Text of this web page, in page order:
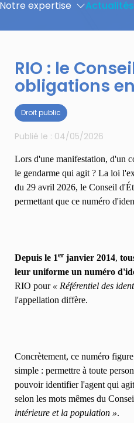
Notre expertise Actualités
RIO : le
obligations
Publié le : 04/05/2026
Droit public
Lors d'une manifestation, d'un
le gendarme qui agit ? La loi
du 29 avril 2026, le Conseil
permettant que ce numéro
Depuis le 1er janvier 2014,
leur uniforme un numéro
RIO pour « Référentiel des
l'appellation diffère.
Concrètement, ce numéro
simple : permettre à toute
pouvoir identifier l'agent qui
selon les mots mêmes du
intérieure et la population ».